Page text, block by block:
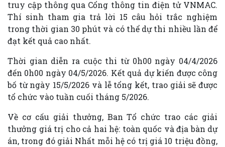
truy cập thông qua Cổng thông tin điện tử VNMAC.
Thí sinh tham gia trả lời 15 câu hỏi trắc nghiệm
trong thời gian 30 phút và có thể dự thi nhiều lần để
đạt kết quả cao nhất.
Thời gian diễn ra cuộc thi từ 0h00 ngày 04/4/2026
đến 0h00 ngày 04/5/2026. Kết quả dự kiến được công
bố từ ngày 15/5/2026 và lễ tổng kết, trao giải sẽ được
tổ chức vào tuần cuối tháng 5/2026.
Về cơ cấu giải thưởng, Ban Tổ chức trao các giải
thưởng giá trị cho cả hai hệ: toàn quốc và địa bàn dự
án, trong đó giải Nhất mỗi hệ có trị giá 10 triệu đồng,